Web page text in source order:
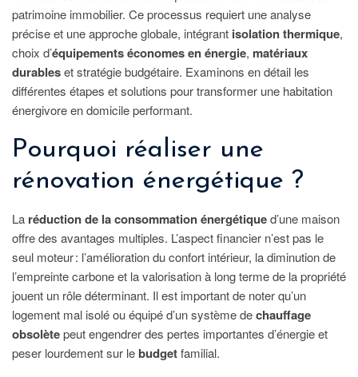
patrimoine immobilier. Ce processus requiert une analyse
précise et une approche globale, intégrant isolation thermique,
choix d’équipements économes en énergie, matériaux
durableset stratégie budgétaire. Examinons en détail les
différentes étapes et solutions pour transformer une habitation
énergivore en domicile performant.
Pourquoi réaliser une
rénovation énergétique ?
La réduction de la consommation énergétiqued’une maison
offre des avantages multiples. L’aspect financier n’est pas le
seul moteur : l’amélioration du confort intérieur, la diminution de
l’empreinte carbone et la valorisation à long terme de la propriété
jouent un rôle déterminant. Il est important de noter qu’un
logement mal isolé ou équipé d’un système dechauffage
obsolètepeut engendrer des pertes importantes d’énergie et
peser lourdement sur le budgetfamilial.